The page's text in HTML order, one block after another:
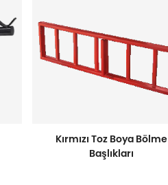
Kırmızı Toz Boya Bölme
Başlıkları